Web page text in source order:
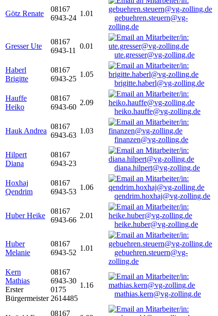
Götz Renate
08167
6943-24
1.01
gebuehren.steuern@vg-
zolling.de
Gresser Ute
08167
6943-11
0.01
ute.gresser@vg-zolling.de
Haberl
Brigitte
08167
6943-25
1.05
brigitte.haberl@vg-zolling.de
Hauffe
Heiko
08167
6943-60
2.09
heiko.hauffe@vg-zolling.de
Hauk Andrea
08167
6943-63
1.03
finanzen@vg-zolling.de
Hilpert
Diana
08167
6943-23
diana.hilpert@vg-zolling.de
Hoxhaj
Qendrim
08167
6943-53
1.06
qendrim.hoxhaj@vg-zolling.de
Huber Heike
08167
6943-66
2.01
heike.huber@vg-zolling.de
Huber
Melanie
08167
6943-52
1.01
gebuehren.steuern@vg-
zolling.de
Kern
Mathias
Erster
Bürgermeister
08167
6943-30
0175
2614485
1.16
mathias.kern@vg-zolling.de
08167